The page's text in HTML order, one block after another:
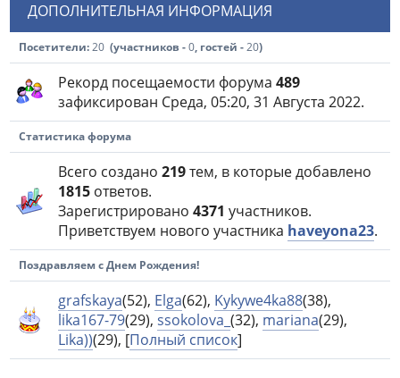
ДОПОЛНИТЕЛЬНАЯ ИНФОРМАЦИЯ
Посетители:20(участников -0, гостей -20)
Рекорд посещаемости форума 489
зафиксирован Среда, 05:20, 31 Августа 2022.
Статистика форума
Всего создано 219тем, в которые добавлено
1815ответов.
Зарегистрировано 4371 участников.
Приветствуем нового участника haveyona23.
Поздравляем с Днем Рождения!
grafskaya(52), Elga(62), Kykywe4ka88(38),
lika167-79(29), ssokolova_ (32), mariana(29),
Lika))(29), [Полный список]